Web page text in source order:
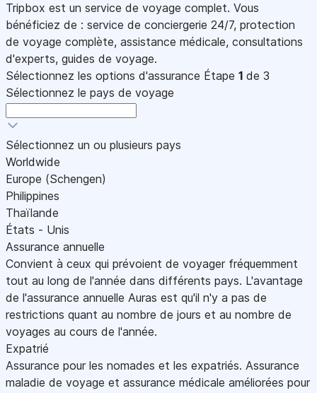
Tripbox est un service de voyage complet. Vous
bénéficiez de : service de conciergerie 24/7, protection
de voyage complète, assistance médicale, consultations
d'experts, guides de voyage.
Sélectionnez les options d'assurance Étape 1 de 3
Sélectionnez le pays de voyage
Sélectionnez un ou plusieurs pays
Worldwide
Europe (Schengen)
Philippines
Thaïlande
États - Unis
Assurance annuelle
Convient à ceux qui prévoient de voyager fréquemment
tout au long de l'année dans différents pays. L'avantage
de l'assurance annuelle Auras est qu'il n'y a pas de
restrictions quant au nombre de jours et au nombre de
voyages au cours de l'année.
Expatrié
Assurance pour les nomades et les expatriés. Assurance
maladie de voyage et assurance médicale améliorées pour